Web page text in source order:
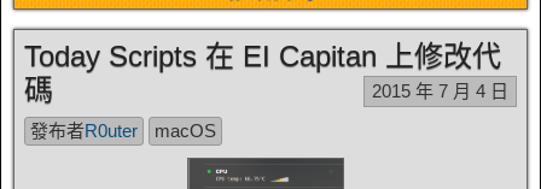
Today Scripts 在 EI Capitan 上修改代
碼
2015 年 7 月 4 日
發布者R0uter macOS